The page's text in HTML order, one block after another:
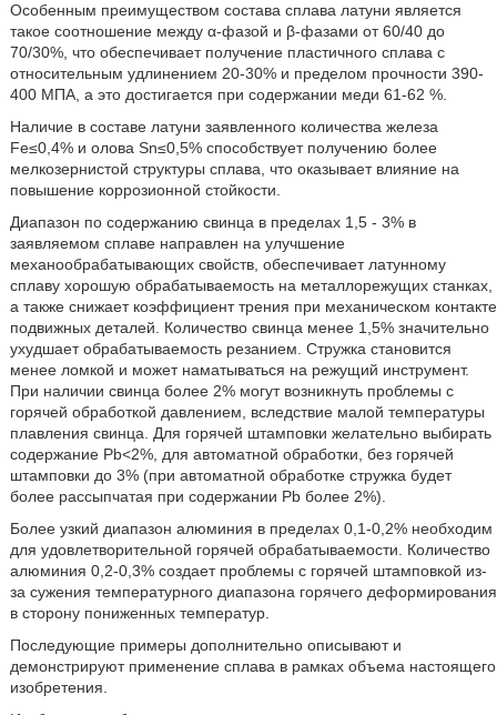
Особенным преимуществом состава сплава латуни является
такое соотношение между α-фазой и β-фазами от 60/40 до
70/30%, что обеспечивает получение пластичного сплава с
относительным удлинением 20-30% и пределом прочности 390-
400 МПА, а это достигается при содержании меди 61-62 %.
Наличие в составе латуни заявленного количества железа
Fe≤0,4% и олова Sn≤0,5% способствует получению более
мелкозернистой структуры сплава, что оказывает влияние на
повышение коррозионной стойкости.
Диапазон по содержанию свинца в пределах 1,5 - 3% в
заявляемом сплаве направлен на улучшение
механообрабатывающих свойств, обеспечивает латунному
сплаву хорошую обрабатываемость на металлорежущих станках,
а также снижает коэффициент трения при механическом контакте
подвижных деталей. Количество свинца менее 1,5% значительно
ухудшает обрабатываемость резанием. Стружка становится
менее ломкой и может наматываться на режущий инструмент.
При наличии свинца более 2% могут возникнуть проблемы с
горячей обработкой давлением, вследствие малой температуры
плавления свинца. Для горячей штамповки желательно выбирать
содержание Pb<2%, для автоматной обработки, без горячей
штамповки до 3% (при автоматной обработке стружка будет
более рассыпчатая при содержании Pb более 2%).
Более узкий диапазон алюминия в пределах 0,1-0,2% необходим
для удовлетворительной горячей обрабатываемости. Количество
алюминия 0,2-0,3% создает проблемы с горячей штамповкой из-
за сужения температурного диапазона горячего деформирования
в сторону пониженных температур.
Последующие примеры дополнительно описывают и
демонстрируют применение сплава в рамках объема настоящего
изобретения.